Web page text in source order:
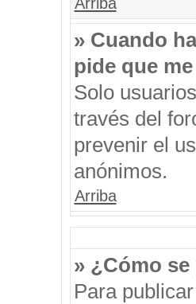
» Cuando
pide que
Solo
través del
prevenir el
anónimos.
Arriba
» ¿Cómo
Para